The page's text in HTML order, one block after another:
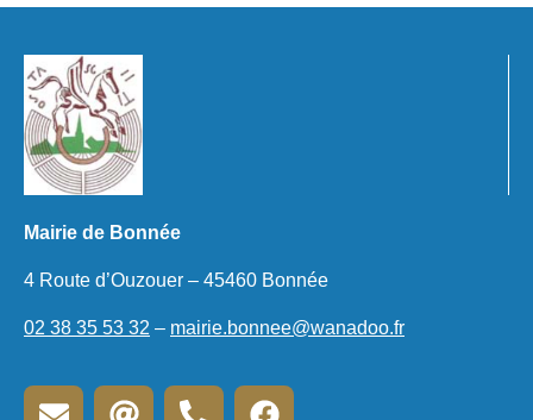
Mairie de Bonnée
4 Route d’Ouzouer – 45460 Bonnée
02 38 35 53 32 – mairie.bonnee@wanadoo.fr